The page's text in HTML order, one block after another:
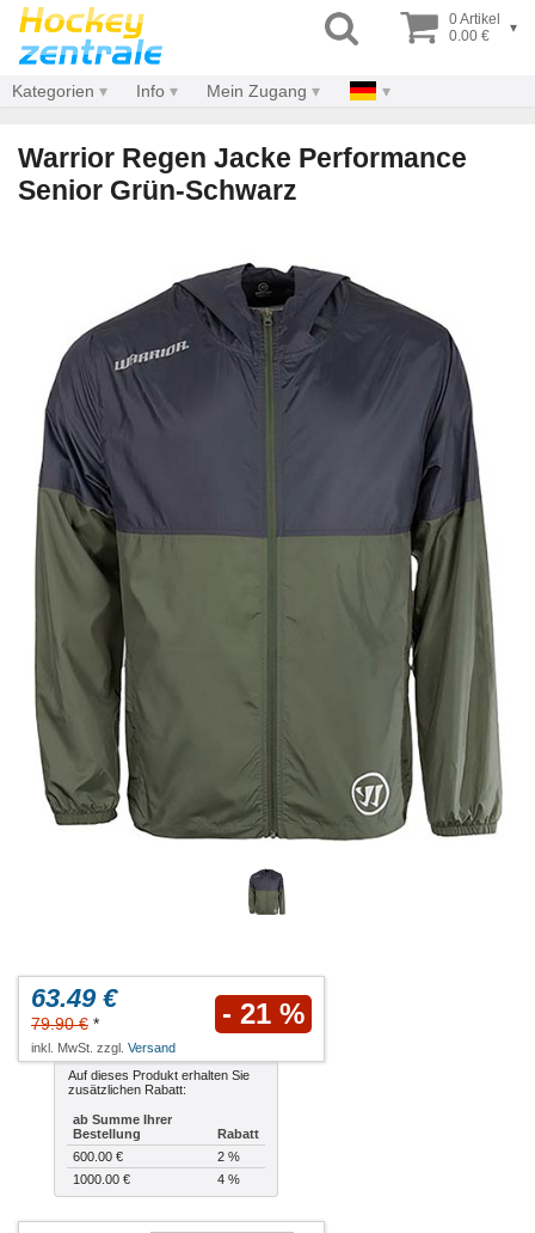
0 Artikel
0.00 €
▾
Kategorien Info Mein Zugang
Warrior Regen Jacke Performance
Senior Grün-Schwarz
63.49 €
79.90 € * - 21 %
inkl. MwSt. zzgl. Versand
Auf dieses Produkt erhalten Sie
zusätzlichen Rabatt:
ab Summe Ihrer
Bestellung
Rabatt
600.00 €
2 %
1000.00 €
4 %